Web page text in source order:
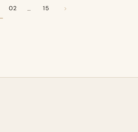
02 … 15